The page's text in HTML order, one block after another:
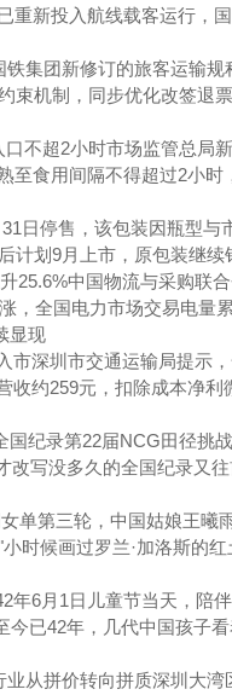
重新投入航线载客运行，
集团新修订的旅客运输规
束机制，同步优化改签退
不超2小时市场监管总局
至食用间隔不得超过2小时
日停售，该包装因瓶型与
计划9月上市，原包装继续
25.6%中国物流与采购联
，全国电力市场交易电量
显现
市深圳市交通运输局提示
收约259元，扣除成本净利
国纪录第22届NCG田径挑
改写没多久的全国纪录又
单第三轮，中国姑娘王曦
时候画过罗兰·加洛斯的
年6月1日儿童节当天，陪
今已42年，几代中国孩子
从拼价转向拼质深圳大湾